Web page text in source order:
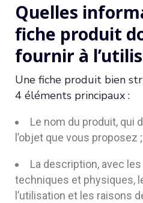
Quelles
fiche produit
fournir à
Une fiche produit bien
4 éléments principaux :
Le nom du produit, qui
l’objet que vous proposez ;
La description, avec
techniques et physiques,
l’utilisation et les raisons